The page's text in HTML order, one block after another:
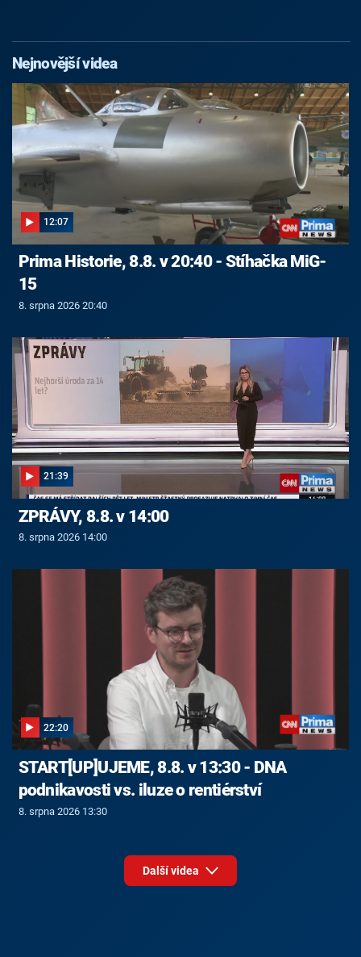
Nejnovější videa
12:07
Prima Historie, 8.8. v 20:40 - Stíhačka MiG-
15
8. srpna 2026 20:40
21:39
ZPRÁVY, 8.8. v 14:00
8. srpna 2026 14:00
22:20
START[UP]UJEME, 8.8. v 13:30 - DNA
podnikavosti vs. iluze o rentiérství
8. srpna 2026 13:30
Další videa